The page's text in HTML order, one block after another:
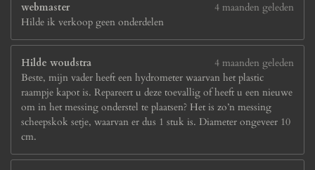
webmaster
4 maanden geleden
Hilde ik verkoop geen onderdelen
Hilde woudstra
4 maanden geleden
Beste, mijn vader heeft een hydrometer waarvan het plastic
raampje kapot is. Repareert u deze toevallig of heeft u een nieuwe
om in het messing onderstel te plaatsen? Het is zo’n messing
scheepskok setje, waarvan er dus 1 stuk is. Diameter ongeveer 10
cm.